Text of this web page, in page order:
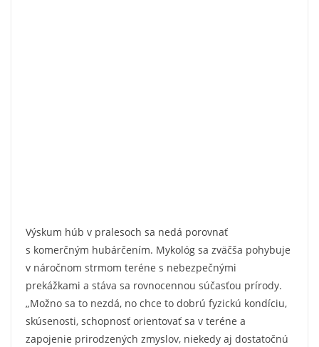
Výskum húb v pralesoch sa nedá porovnať
s komerčným hubárčením. Mykológ sa zväčša pohybuje
v náročnom strmom teréne s nebezpečnými
prekážkami a stáva sa rovnocennou súčasťou prírody.
„Možno sa to nezdá, no chce to dobrú fyzickú kondíciu,
skúsenosti, schopnosť orientovať sa v teréne a
zapojenie prirodzených zmyslov, niekedy aj dostatočnú